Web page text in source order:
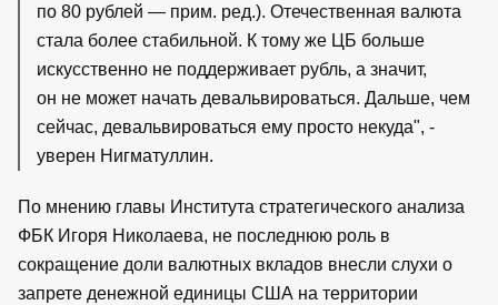
по 80 рублей — прим. ред.). Отечественная валюта
стала более стабильной. К тому же ЦБ больше
искусственно не поддерживает рубль, а значит,
он не может начать девальвироваться. Дальше, чем
сейчас, девальвироваться ему просто некуда", -
уверен Нигматуллин.
По мнению главы Института стратегического анализа
ФБК Игоря Николаева, не последнюю роль в
сокращение доли валютных вкладов внесли слухи о
запрете денежной единицы США на территории